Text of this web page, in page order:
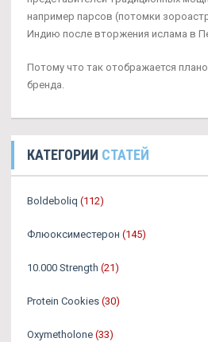
например парсов (потомки
Индию после вторжения ислама в
Потому что так отображается
бренда.
КАТЕГОРИИ СТАТЕЙ
Boldeboliq (112)
Флюоксиместерон (145)
10.000 Strength (21)
Protein Cookies (30)
Oxymetholone (33)